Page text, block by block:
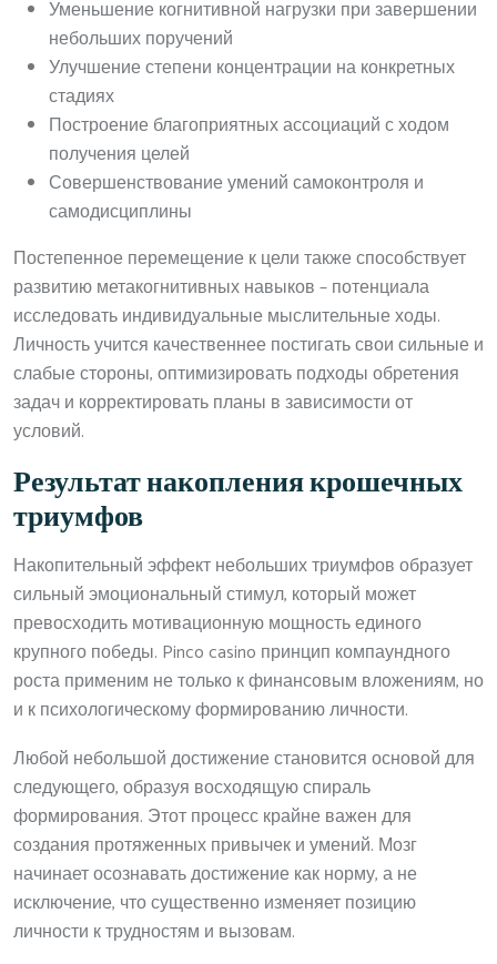
Уменьшение когнитивной нагрузки при завершении
небольших поручений
Улучшение степени концентрации на конкретных
стадиях
Построение благоприятных ассоциаций с ходом
получения целей
Совершенствование умений самоконтроля и
самодисциплины
Постепенное перемещение к цели также способствует
развитию метакогнитивных навыков – потенциала
исследовать индивидуальные мыслительные ходы.
Личность учится качественнее постигать свои сильные и
слабые стороны, оптимизировать подходы обретения
задач и корректировать планы в зависимости от
условий.
Результат накопления крошечных
триумфов
Накопительный эффект небольших триумфов образует
сильный эмоциональный стимул, который может
превосходить мотивационную мощность единого
крупного победы. Pinco casino принцип компаундного
роста применим не только к финансовым вложениям, но
и к психологическому формированию личности.
Любой небольшой достижение становится основой для
следующего, образуя восходящую спираль
формирования. Этот процесс крайне важен для
создания протяженных привычек и умений. Мозг
начинает осознавать достижение как норму, а не
исключение, что существенно изменяет позицию
личности к трудностям и вызовам.